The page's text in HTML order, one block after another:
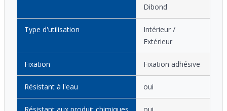
Dibond
Type d'utilisation
Intérieur /
Extérieur
Fixation Fixation adhésive
Résistant à l'eau oui
Résistant aux produit chimiques oui